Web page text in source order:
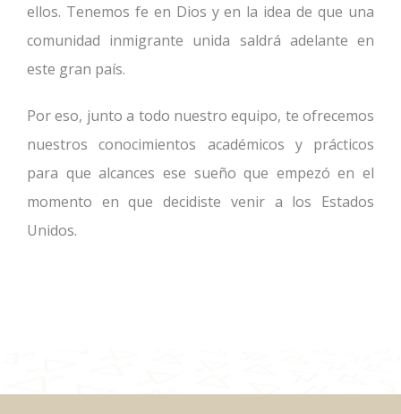
ellos. Tenemos fe en Dios y en la idea de que una
comunidad inmigrante unida saldrá adelante en
este gran país.
Por eso, junto a todo nuestro equipo, te ofrecemos
nuestros conocimientos académicos y prácticos
para que alcances ese sueño que empezó en el
momento en que decidiste venir a los Estados
Unidos.